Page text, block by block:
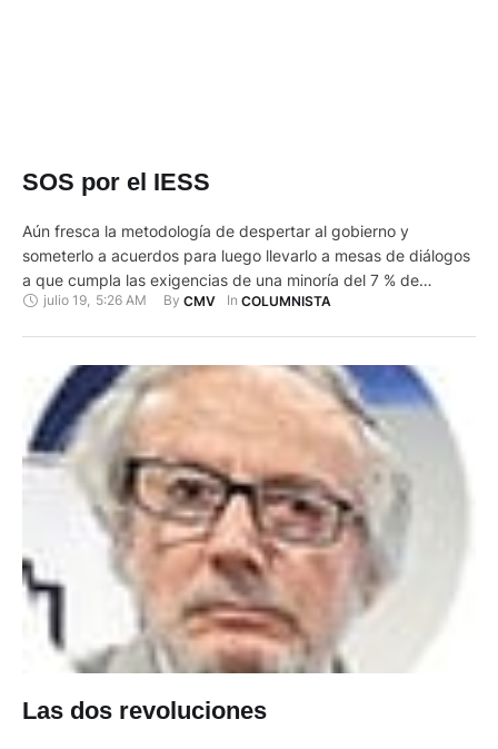
SOS por el IESS
Aún fresca la metodología de despertar al gobierno y
someterlo a acuerdos para luego llevarlo a mesas de diálogos
a que cumpla las exigencias de una minoría del 7 % de
ecuatorianos, cabe interrogarse si esperarán la misma
julio 19, 5:26 AM By CMV In COLUMNISTA
Las dos revoluciones